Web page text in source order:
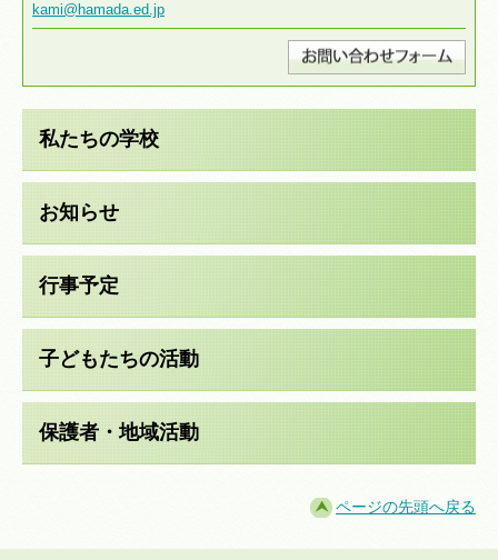
kami@hamada.ed.jp
私たちの学校
お知らせ
行事予定
子どもたちの活動
保護者・地域活動
ページの先頭へ戻る